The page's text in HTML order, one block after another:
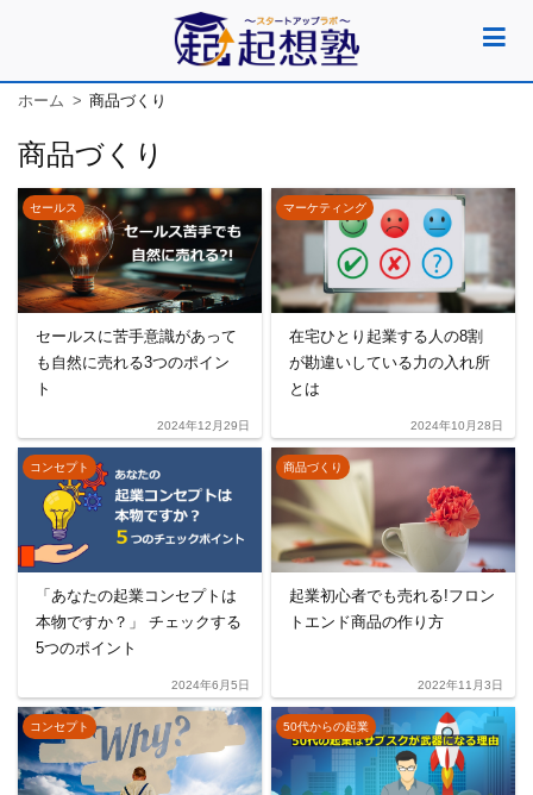
ホーム 商品づくり
商品づくり
セールス
セールスに苦手意識があって
も自然に売れる3つのポイン
ト
2024年12月29日
マーケティング
在宅ひとり起業する人の8割
が勘違いしている力の入れ所
とは
2024年10月28日
コンセプト
「あなたの起業コンセプトは
本物ですか？」 チェックする
5つのポイント
2024年6月5日
商品づくり
起業初心者でも売れる!フロン
トエンド商品の作り方
2022年11月3日
コンセプト 50代からの起業